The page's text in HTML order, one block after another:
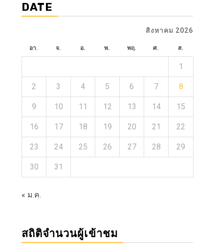
DATE
สิงหาคม 2026
อา. จ. อ. พ. พฤ. ศ. ส.
1
2 3 4 5 6 7 8
9 10 11 12 13 14 15
16 17 18 19 20 21 22
23 24 25 26 27 28 29
30 31
« ม.ค.
สถิติจำนวนผู้เข้าชม